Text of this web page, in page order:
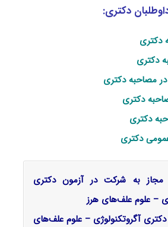
دکتری:
دکتری
دکتری
مصاحبه دکتری
دکتری
دکتری
دکتری
به شرکت در آزمون دکتری
– علوم علف‌های هرز
آگروتکنولوژی – علوم علف‌های